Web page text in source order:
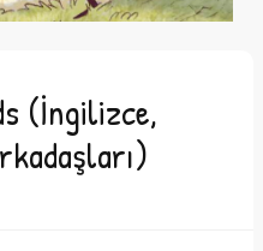
(İngilizce,